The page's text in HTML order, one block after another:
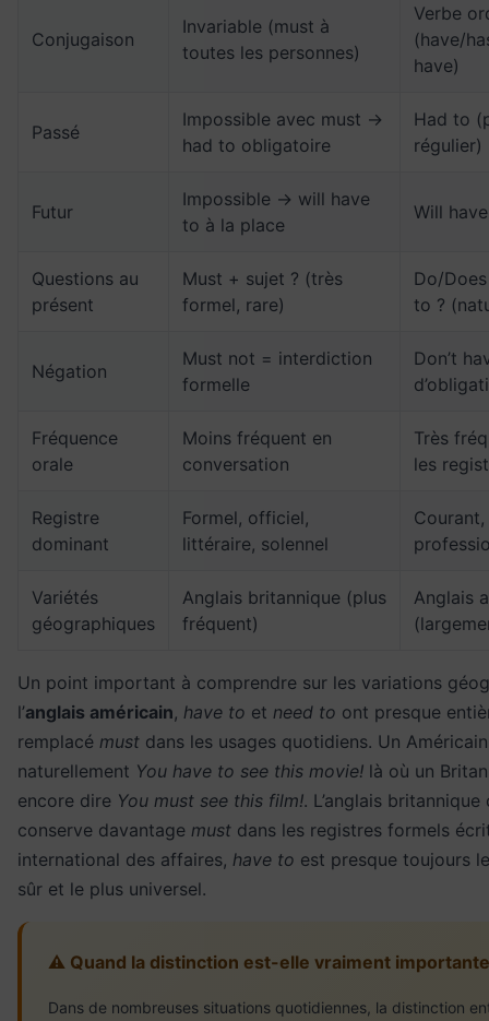
Conjugaison
Invariable (must à
toutes les personnes)
Verbe
(have/
have)
Passé
Impossible avec must →
had to obligatoire
Had to
régulier)
Futur
Impossible → will have
to à la place
Will
Questions au
présent
Must + sujet ? (très
formel, rare)
Do/
to ?
Négation
Must not = interdiction
formelle
Don’t
Fréquence
orale
Moins fréquent en
conversation
Très
les
Registre
dominant
Formel, officiel,
littéraire, solennel
Variétés
géographiques
Anglais britannique (plus
fréquent)
Anglais
Un point important à comprendre sur les variations
l’anglais américain, have to et need to ont presque
remplacé must dans les usages quotidiens. Un
naturellement You have to see this movie! là où un
encore dire You must see this film!. L’anglais
conserve davantage must dans les registres formels
international des affaires, have to est presque toujours
sûr et le plus universel.
⚠️ Quand la distinction est-elle vraiment
Dans de nombreuses situations quotidiennes, la distinction